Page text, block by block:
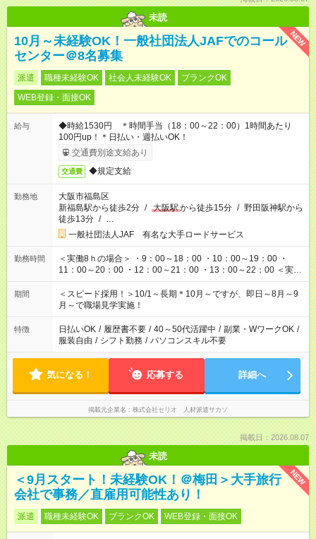
未読
NEW
10月～未経験OK！一般社団法人JAFでのコール
センター＠8名募集
派遣 職種未経験OK 社会人未経験OK
ブランクOK
WEB登録・面接OK
給与
◆時給1530円 ＊時間手当（18：00～22：00）1時間あたり
100円up！＊日払い・週払いOK！
交通費別途支給あり
交通費 ◆規定支給
勤務地
大阪市福島区
新福島駅から徒歩2分 / 大阪駅から徒歩15分 / 野田阪神駅から
徒歩13分 / …
一般社団法人JAF 有名な大手ロードサービス
勤務時間
＜実働8ｈの場合＞ ・9：00～18：00 ・10：00～19：00 ・
11：00～20：00 ・12：00～21：00 ・13：00～22：00 ＜実働
10ｈの場合＞ ・9：00～20：00 ・10：00～21：00 ・11：00
～22：00 ＜休憩なしの5ｈ短時間の場合＞ ・17：00～22：00
期間
＜スピード採用！＞10/1～長期＊10月～ですが、即日～8月～9
月～で職場見学実施！
特徴 日払いOK / 履歴書不要 / 40～50代活躍中 / 副業・WワークOK /
服装自由 / シフト勤務 / パソコンスキル不要
気になる！ 応募する 詳細へ
掲載元企業名 株式会社セリオ 人材派遣サカソ
掲載日：2026.08.07
未読
NEW
＜9月スタート！未経験OK！＠梅田＞大手旅行
会社で事務／直雇用可能性あり！
派遣 職種未経験OK ブランクOK WEB登録・面接OK